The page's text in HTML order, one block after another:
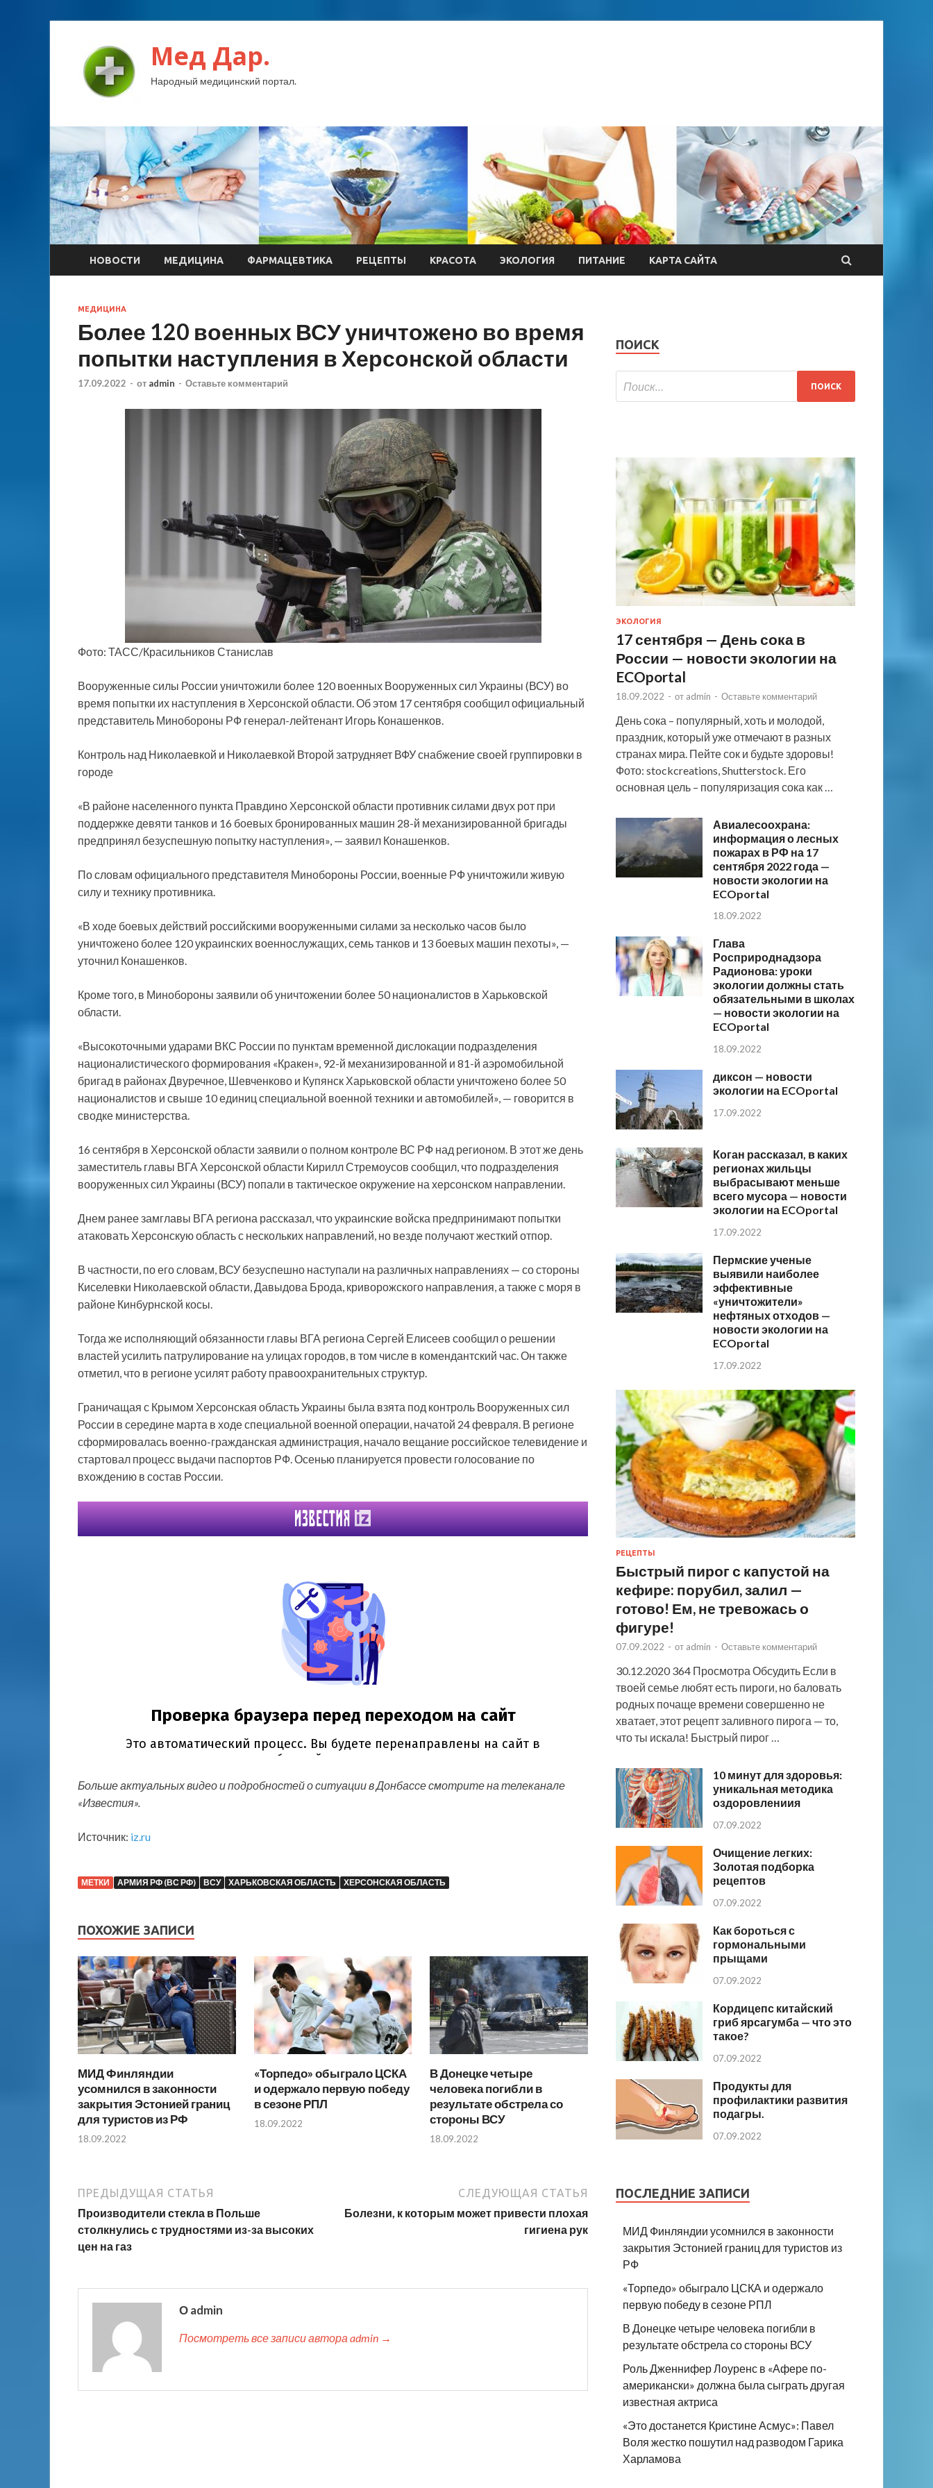
Мед Дар.
Народный медицинский портал.
НОВОСТИ МЕДИЦИНА ФАРМАЦЕВТИКА РЕЦЕПТЫ КРАСОТА ЭКОЛОГИЯ ПИТАНИЕ КАРТА САЙТА
МЕДИЦИНА
Более 120 военных ВСУ уничтожено во время
попытки наступления в Херсонской области
17.09.2022 - от admin - Оставьте комментарий
Фото: ТАСС/Красильников Станислав
Вооруженные силы России уничтожили более 120 военных Вооруженных сил Украины (ВСУ) во
время попытки их наступления в Херсонской области. Об этом 17 сентября сообщил официальный
представитель Минобороны РФ генерал-лейтенант Игорь Конашенков.
Контроль над Николаевкой и Николаевкой Второй затрудняет ВФУ снабжение своей группировки в
городе
«В районе населенного пункта Правдино Херсонской области противник силами двух рот при
поддержке девяти танков и 16 боевых бронированных машин 28-й механизированной бригады
предпринял безуспешную попытку наступления», — заявил Конашенков.
По словам официального представителя Минобороны России, военные РФ уничтожили живую
силу и технику противника.
«В ходе боевых действий российскими вооруженными силами за несколько часов было
уничтожено более 120 украинских военнослужащих, семь танков и 13 боевых машин пехоты», —
уточнил Конашенков.
Кроме того, в Минобороны заявили об уничтожении более 50 националистов в Харьковской
области.
«Высокоточными ударами ВКС России по пунктам временной дислокации подразделения
националистического формирования «Кракен», 92-й механизированной и 81-й аэромобильной
бригад в районах Двуречное, Шевченково и Купянск Харьковской области уничтожено более 50
националистов и свыше 10 единиц специальной военной техники и автомобилей», — говорится в
сводке министерства.
16 сентября в Херсонской области заявили о полном контроле ВС РФ над регионом. В этот же день
заместитель главы ВГА Херсонской области Кирилл Стремоусов сообщил, что подразделения
вооруженных сил Украины (ВСУ) попали в тактическое окружение на херсонском направлении.
Днем ранее замглавы ВГА региона рассказал, что украинские войска предпринимают попытки
атаковать Херсонскую область с нескольких направлений, но везде получают жесткий отпор.
В частности, по его словам, ВСУ безуспешно наступали на различных направлениях — со стороны
Киселевки Николаевской области, Давыдова Брода, криворожского направления, а также с моря в
районе Кинбурнской косы.
Тогда же исполняющий обязанности главы ВГА региона Сергей Елисеев сообщил о решении
властей усилить патрулирование на улицах городов, в том числе в комендантский час. Он также
отметил, что в регионе усилят работу правоохранительных структур.
Граничащая с Крымом Херсонская область Украины была взята под контроль Вооруженных сил
России в середине марта в ходе специальной военной операции, начатой 24 февраля. В регионе
сформировалась военно-гражданская администрация, начало вещание российское телевидение и
стартовал процесс выдачи паспортов РФ. Осенью планируется провести голосование по
вхождению в состав России.
Больше актуальных видео и подробностей о ситуации в Донбассе смотрите на телеканале
«Известия».
Источник: iz.ru
МЕТКИ АРМИЯ РФ (ВС РФ) ВСУ ХАРЬКОВСКАЯ ОБЛАСТЬ ХЕРСОНСКАЯ ОБЛАСТЬ
ПОХОЖИЕ ЗАПИСИ
МИД Финляндии
усомнился в законности
закрытия Эстонией границ
для туристов из РФ
18.09.2022
«Торпедо» обыграло ЦСКА
и одержало первую победу
в сезоне РПЛ
18.09.2022
В Донецке четыре
человека погибли в
результате обстрела со
стороны ВСУ
18.09.2022
ПРЕДЫДУЩАЯ СТАТЬЯ
Производители стекла в Польше
столкнулись с трудностями из-за высоких
цен на газ
СЛЕДУЮЩАЯ СТАТЬЯ
Болезни, к которым может привести плохая
гигиена рук
О admin
Посмотреть все записи автора admin →
ПОИСК
ЭКОЛОГИЯ
17 сентября — День сока в
России — новости экологии на
ECOportal
18.09.2022 - от admin - Оставьте комментарий
День сока – популярный, хоть и молодой,
праздник, который уже отмечают в разных
странах мира. Пейте сок и будьте здоровы!
Фото: stockcreations, Shutterstock. Его
основная цель – популяризация сока как …
Авиалесоохрана:
информация о лесных
пожарах в РФ на 17
сентября 2022 года —
новости экологии на
ECOportal
18.09.2022
Глава
Росприроднадзора
Радионова: уроки
экологии должны стать
обязательными в школах
— новости экологии на
ECOportal
18.09.2022
диксон — новости
экологии на ECOportal
17.09.2022
Коган рассказал, в каких
регионах жильцы
выбрасывают меньше
всего мусора — новости
экологии на ECOportal
17.09.2022
Пермские ученые
выявили наиболее
эффективные
«уничтожители»
нефтяных отходов —
новости экологии на
ECOportal
17.09.2022
РЕЦЕПТЫ
Быстрый пирог с капустой на
кефире: порубил, залил —
готово! Ем, не тревожась о
фигуре!
07.09.2022 - от admin - Оставьте комментарий
30.12.2020 364 Просмотра Обсудить Если в
твоей семье любят есть пироги, но баловать
родных почаще времени совершенно не
хватает, этот рецепт заливного пирога — то,
что ты искала! Быстрый пирог …
10 минут для здоровья:
уникальная методика
оздоровлениия
07.09.2022
Очищение легких:
Золотая подборка
рецептов
07.09.2022
Как бороться с
гормональными
прыщами
07.09.2022
Кордицепс китайский
гриб ярсагумба — что это
такое?
07.09.2022
Продукты для
профилактики развития
подагры.
07.09.2022
ПОСЛЕДНИЕ ЗАПИСИ
МИД Финляндии усомнился в законности
закрытия Эстонией границ для туристов из
РФ
«Торпедо» обыграло ЦСКА и одержало
первую победу в сезоне РПЛ
В Донецке четыре человека погибли в
результате обстрела со стороны ВСУ
Роль Дженнифер Лоуренс в «Афере по-
американски» должна была сыграть другая
известная актриса
«Это достанется Кристине Асмус»: Павел
Воля жестко пошутил над разводом Гарика
Харламова